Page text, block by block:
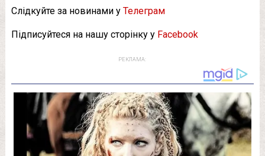
Слідкуйте за новинами у Телеграм
Підписуйтеся на нашу сторінку у Facebook
РЕКЛАМА: